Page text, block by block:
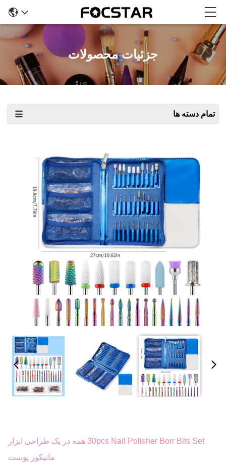
جزئیات محصولات
تمام دسته ها
30pcs Nail Polisher Borr Bits Set همه در یک طراحی ابزار
مانیکور پوست